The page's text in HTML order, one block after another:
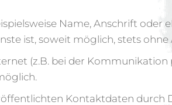
Name, Anschrift
ist, soweit möglich, stets
(z.B. bei der Kommunikation
Kontaktdaten